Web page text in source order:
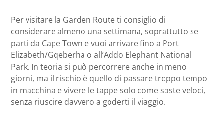
Per visitare la Garden Route ti consiglio di
considerare almeno una settimana, soprattutto se
parti da Cape Town e vuoi arrivare fino a Port
Elizabeth/Gqeberha o all’Addo Elephant National
Park. In teoria si può percorrere anche in meno
giorni, ma il rischio è quello di passare troppo tempo
in macchina e vivere le tappe solo come soste veloci,
senza riuscire davvero a goderti il viaggio.